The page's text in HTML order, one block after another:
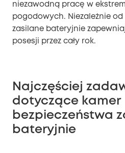
niezawodną pracę w
pogodowych. Niezależnie
zasilane bateryjnie
posesji przez cały rok.
Najczęściej
dotyczące kamer
bezpieczeństwa
bateryjnie